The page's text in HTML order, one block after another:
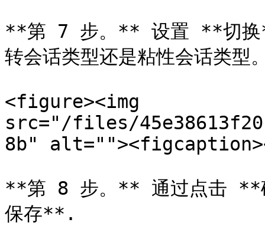
**第 7 步。** 设置 **切换
转会话类型还是粘性会话类型
<figure><img
src="/files/
8b"
**第 8 步。** 通过点击 **
保存**.